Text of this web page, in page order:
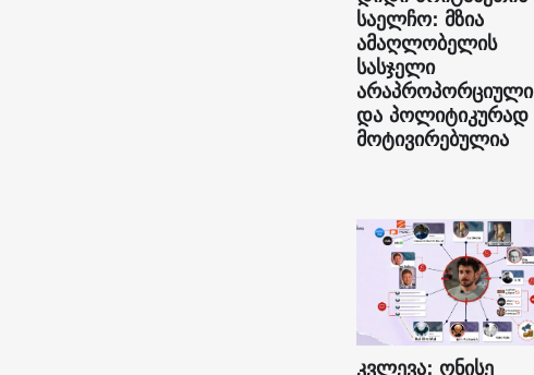
საელჩო: მზია
ამაღლობელის
სასჯელი
არაპროპორციული
და პოლიტიკურად
მოტივირებულია
კვლევა: ონისე